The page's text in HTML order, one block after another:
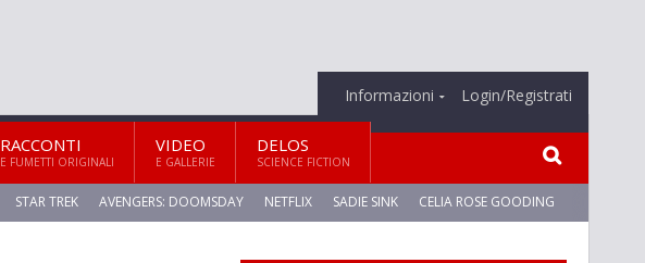
Informazioni Login/Registrati
RACCONTI
E FUMETTI ORIGINALI
VIDEO
E GALLERIE
DELOS
SCIENCE FICTION
STAR TREK AVENGERS: DOOMSDAY NETFLIX SADIE SINK CELIA ROSE GOODING